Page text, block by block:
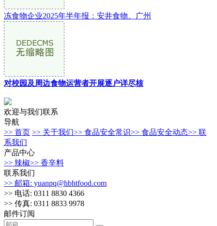
冻食物企业2025年半年报：安井食物、广州
对校园及周边食物运营者开展逐户详尽核
欢迎与我们联系
导航
>> 首页 >> 关于我们>> 食品安全常识>> 食品安全动态>> 联
系我们
产品中心
>> 辣椒>> 香辛料
联系我们
>> 邮箱: yuanpq@hbhtfood.com
>> 电话: 0311 8830 4366
>> 传真: 0311 8833 9978
邮件订阅